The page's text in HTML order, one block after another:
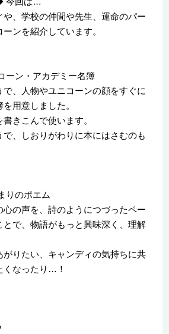
や、学校の仲間や先生、運命のパー
ンを紹介しています。
ーン・アカデミー名簿
、人物やユニコーンの顔をすぐに
用意しました。
きこんで使います。
、しおりがわりに本にはさむのも
りのポエム
心の声を、詩のようにつづったペー
とで、物語がもっと興味深く、理解
がりたい、キャンディの気持ちに共
くなったり…！